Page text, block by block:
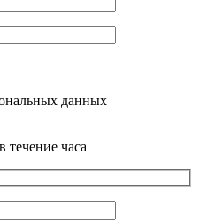
данных
течение часа